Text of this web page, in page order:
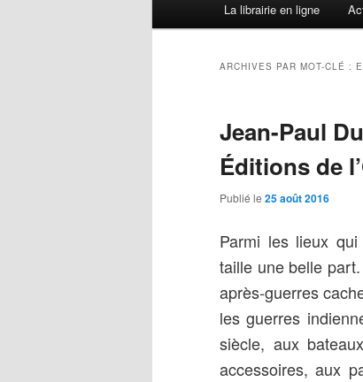
La librairie en ligne
ARCHIVES PAR MOT-CLÉ :
Jean-Paul
Éditions de
Publié le 25 août 2016
Parmi les lieux
taille une belle
après-guerres
les guerres
siècle, aux
accessoires, aux